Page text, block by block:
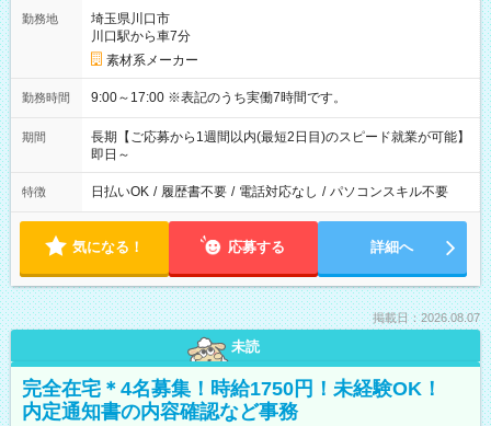
勤務地
埼玉県川口市
川口駅から車7分
素材系メーカー
勤務時間 9:00～17:00 ※表記のうち実働7時間です。
期間
長期【ご応募から1週間以内(最短2日目)のスピード就業が可能】
即日～
特徴 日払いOK / 履歴書不要 / 電話対応なし / パソコンスキル不要
気になる！ 応募する 詳細へ
掲載日：2026.08.07
未読
完全在宅＊4名募集！時給1750円！未経験OK！
内定通知書の内容確認など事務